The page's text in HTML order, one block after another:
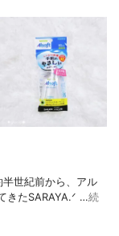
世紀前から、アル
きたSARAYA‪.ᐟ …続